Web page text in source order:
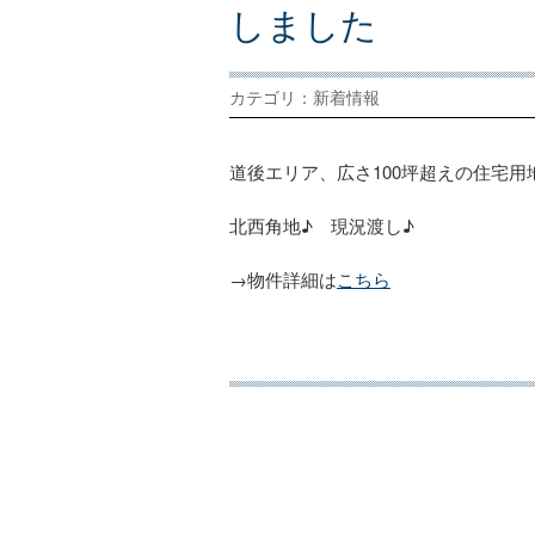
し ま した
カテゴリ：新着情報
道後エリア、広さ100坪超えの住宅用
北西角地♪ 現況渡し♪
→物件詳細はこちら